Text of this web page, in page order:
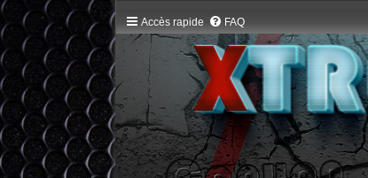
Accès rapide FAQ